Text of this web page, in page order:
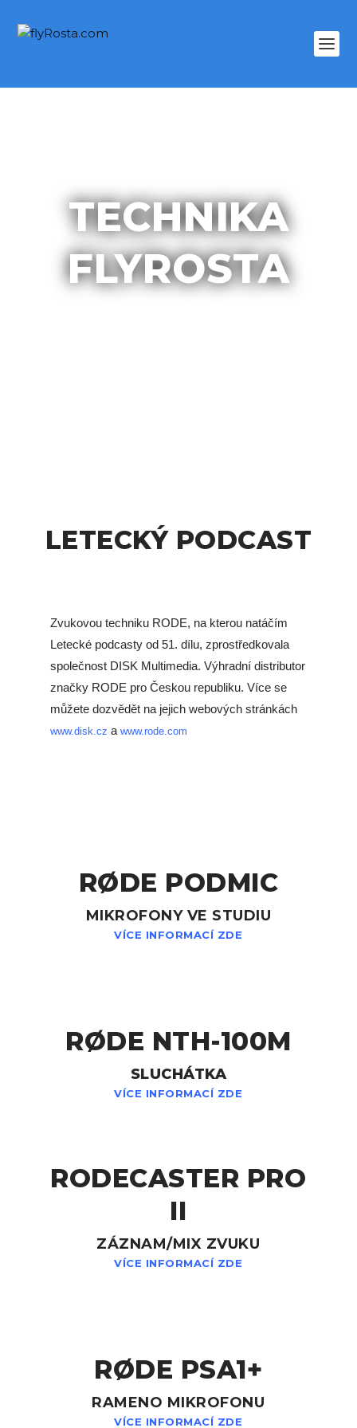
TECHNIKA
FLYROSTA
LETECKÝ PODCAST
Zvukovou techniku RODE, na kterou natáčím
Letecké podcasty od 51. dílu, zprostředkovala
společnost DISK Multimedia. Výhradní distributor
značky RODE pro Českou republiku. Více se
můžete dozvědět na jejich webových stránkách
www.disk.cz a www.rode.com
RØDE PODMIC
MIKROFONY VE STUDIU
VÍCE INFORMACÍ ZDE
RØDE NTH-100M
SLUCHÁTKA
VÍCE INFORMACÍ ZDE
RODECASTER PRO
II
ZÁZNAM/MIX ZVUKU
VÍCE INFORMACÍ ZDE
RØDE PSA1+
RAMENO MIKROFONU
VÍCE INFORMACÍ ZDE